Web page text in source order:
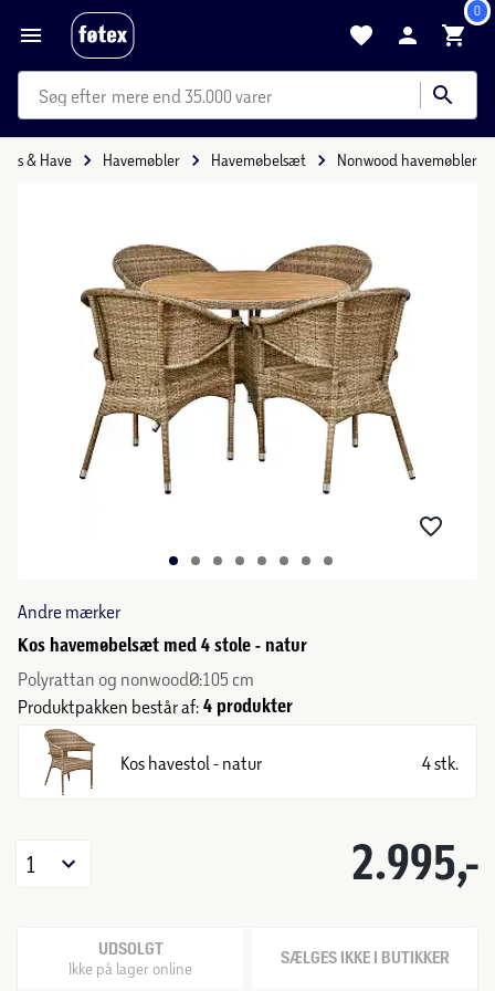
0
mere end 35.000 varer
Hus & Have Havemøbler Havemøbelsæt Nonwood havemøbler
Andre mærker
Kos havemøbelsæt med 4 stole - natur
Polyrattan og nonwoodØ:105 cm
Produktpakken består af: 4 produkter
Kos havestol - natur 4 stk.
2.995,-
1
UDSOLGT
Ikke på lager online SÆLGES IKKE I BUTIKKER